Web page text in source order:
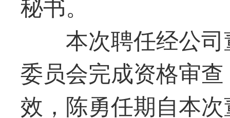
本次聘任经公
委员会完成资格审
效，陈勇任期自本